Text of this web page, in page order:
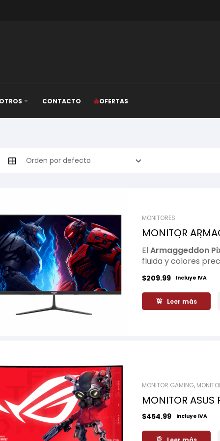
CONTACTO OFERTAS
MONITORES
MONITOR
ElArmaggeddon
fluida y colores
trabajo y
imágenes nítidas y
detalle.
$209.99 Incluye IVA
Leer más
MONITOR GAMING,
MONITOR ASUS
2560X1440 DP
$454.99 Incluye IVA